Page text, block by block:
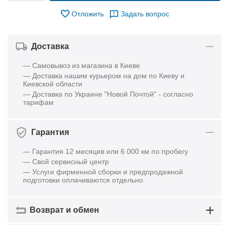
Отложить Задать вопрос
Доставка
— Самовывоз из магазина в Киеве
— Доставка нашим курьером на дом по Киеву и
Киевской области
— Доставка по Украине "Новой Почтой" - согласно
тарифам
Гарантия
— Гарантия 12 месяцев или 6 000 км по пробегу
— Свой сервисный центр
— Услуги фирменной сборки и предпродажной
подготовки оплачиваются отдельно
Возврат и обмен